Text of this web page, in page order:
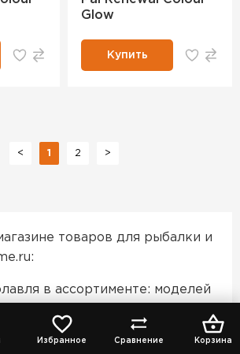
Избранное Сравнение Корзина
Glow
Купить
< 1 2 >
товаров для рыбалки и
в ассортименте: моделей
и по всей России,